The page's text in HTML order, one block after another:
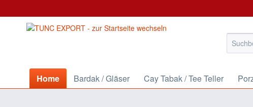
Home Bardak / Gläser Cay Tabak / Tee Teller